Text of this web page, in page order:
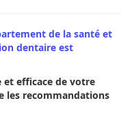
de la santé et
dentaire est
efficace de votre
les recommandations